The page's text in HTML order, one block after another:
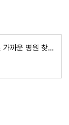
수족구 증상 원인 검사 치료및 가까운 병원 찾기!